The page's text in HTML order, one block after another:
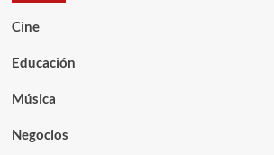
Cine
Educación
Música
Negocios